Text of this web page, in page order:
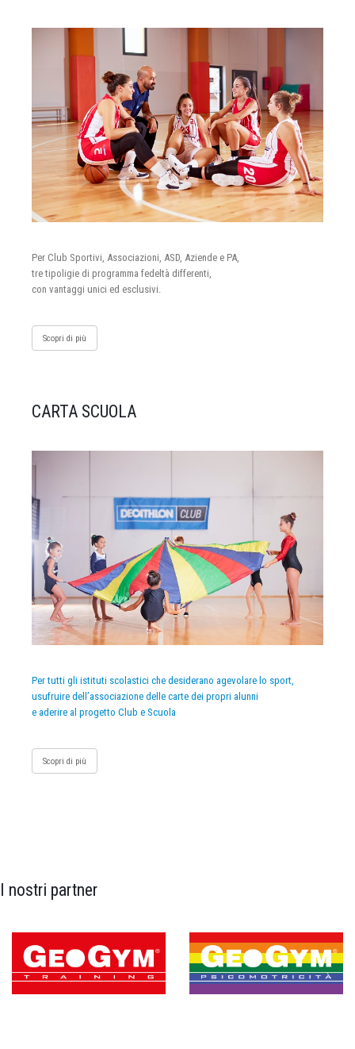
Per Club Sportivi, Associazioni, ASD, Aziende e PA,
tre tipoligie di programma fedeltà differenti,
con vantaggi unici ed esclusivi.
Scopri di più
CARTA SCUOLA
Per tutti gli istituti scolastici che desiderano agevolare lo sport,
usufruire dell’associazione delle carte dei propri alunni
e aderire al progetto Club e Scuola
Scopri di più
I nostri partner